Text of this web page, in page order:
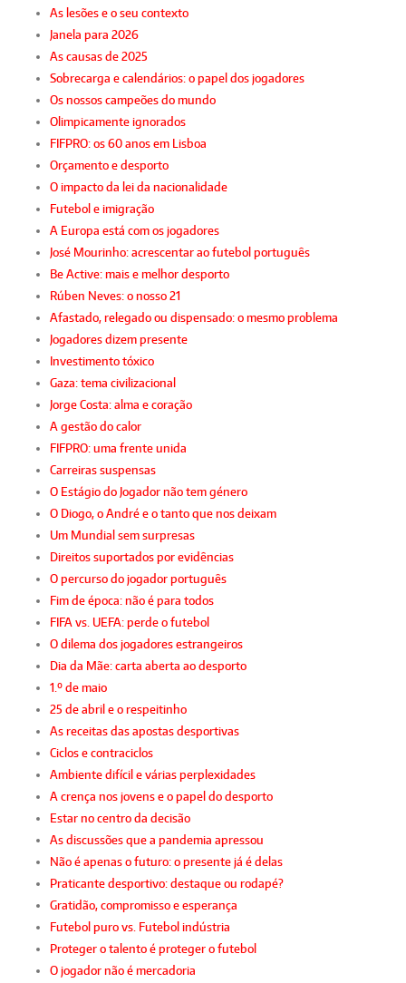
As lesões e o seu contexto
Janela para 2026
As causas de 2025
Sobrecarga e calendários: o papel dos jogadores
Os nossos campeões do mundo
Olimpicamente ignorados
FIFPRO: os 60 anos em Lisboa
Orçamento e desporto
O impacto da lei da nacionalidade
Futebol e imigração
A Europa está com os jogadores
José Mourinho: acrescentar ao futebol português
Be Active: mais e melhor desporto
Rúben Neves: o nosso 21
Afastado, relegado ou dispensado: o mesmo problema
Jogadores dizem presente
Investimento tóxico
Gaza: tema civilizacional
Jorge Costa: alma e coração
A gestão do calor
FIFPRO: uma frente unida
Carreiras suspensas
O Estágio do Jogador não tem género
O Diogo, o André e o tanto que nos deixam
Um Mundial sem surpresas
Direitos suportados por evidências
O percurso do jogador português
Fim de época: não é para todos
FIFA vs. UEFA: perde o futebol
O dilema dos jogadores estrangeiros
Dia da Mãe: carta aberta ao desporto
1.º de maio
25 de abril e o respeitinho
As receitas das apostas desportivas
Ciclos e contraciclos
Ambiente difícil e várias perplexidades
A crença nos jovens e o papel do desporto
Estar no centro da decisão
As discussões que a pandemia apressou
Não é apenas o futuro: o presente já é delas
Praticante desportivo: destaque ou rodapé?
Gratidão, compromisso e esperança
Futebol puro vs. Futebol indústria
Proteger o talento é proteger o futebol
O jogador não é mercadoria